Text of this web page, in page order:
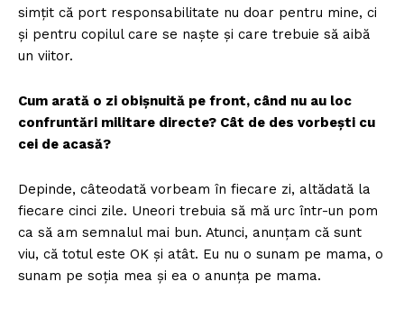
simțit că port responsabilitate nu doar pentru mine, ci
și pentru copilul care se naște și care trebuie să aibă
un viitor.
Cum arată o zi obișnuită pe front, când nu au loc
confruntări militare directe? Cât de des vorbești cu
cei de acasă?
Depinde, câteodată vorbeam în fiecare zi, altădată la
fiecare cinci zile. Uneori trebuia să mă urc într-un pom
ca să am semnalul mai bun. Atunci, anunțam că sunt
viu, că totul este OK și atât. Eu nu o sunam pe mama, o
sunam pe soția mea și ea o anunța pe mama.